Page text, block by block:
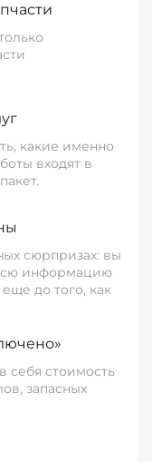
какие именно
входят в
сюрпризах: вы
информацию
до того, как
себя стоимость
запасных